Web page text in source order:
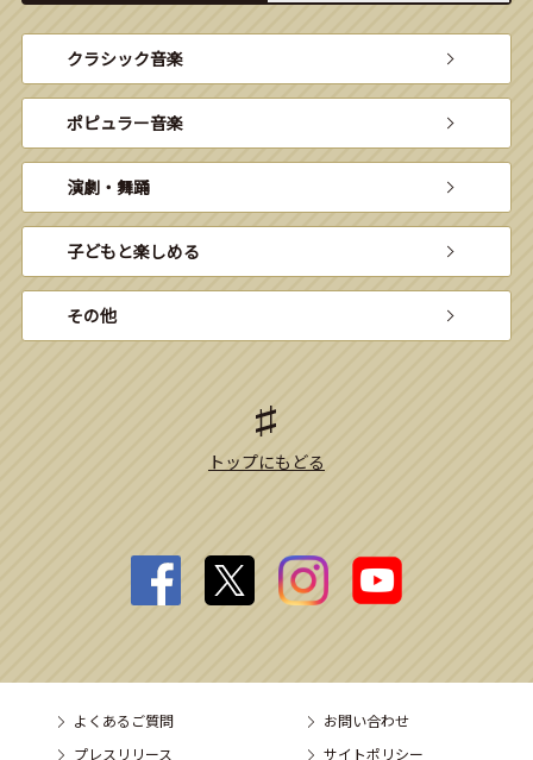
クラシック音楽
ポピュラー音楽
演劇・舞踊
子どもと楽しめる
その他
トップにもどる
よくあるご質問
お問い合わせ
プレスリリース
サイトポリシー